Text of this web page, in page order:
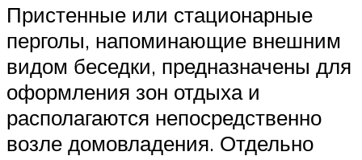
Пристенные или стационарные
перголы, напоминающие внешним
видом беседки, предназначены для
оформления зон отдыха и
располагаются непосредственно
возле домовладения. Отдельно